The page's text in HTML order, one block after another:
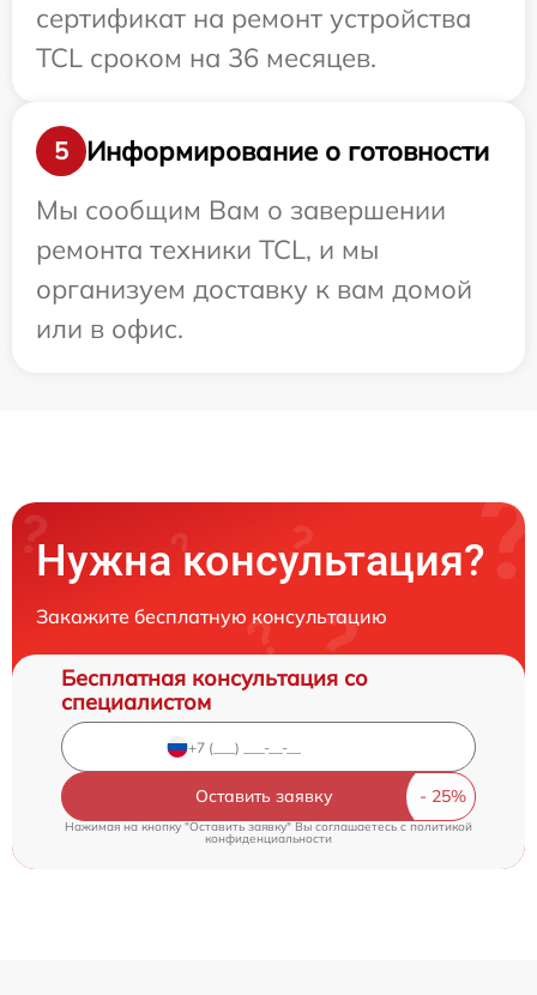
сертификат на ремонт устройства
TCL сроком на 36 месяцев.
5
Информирование о готовности
Мы сообщим Вам о завершении
ремонта техники TCL, и мы
организуем доставку к вам домой
или в офис.
Нужна консультация?
Закажите бесплатную консультацию
Бесплатная консультация со
специалистом
Оставить заявку
Нажимая на кнопку "Оставить заявку" Вы соглашаетесь cполитикой
конфиденциальности